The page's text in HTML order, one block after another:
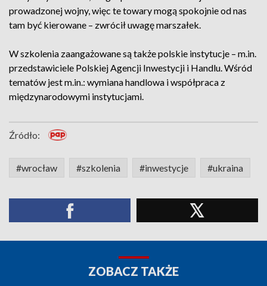
prowadzonej wojny, więc te towary mogą spokojnie od nas
tam być kierowane – zwrócił uwagę marszałek.
W szkolenia zaangażowane są także polskie instytucje – m.in.
przedstawiciele Polskiej Agencji Inwestycji i Handlu. Wśród
tematów jest m.in.: wymiana handlowa i współpraca z
międzynarodowymi instytucjami.
Źródło:
#wrocław #szkolenia #inwestycje #ukraina
ZOBACZ TAKŻE